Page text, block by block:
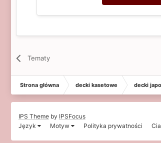
Tematy
Strona główna decki kasetowe decki
IPS Themeby IPSFocus
Język
Motyw Polityka prywatności